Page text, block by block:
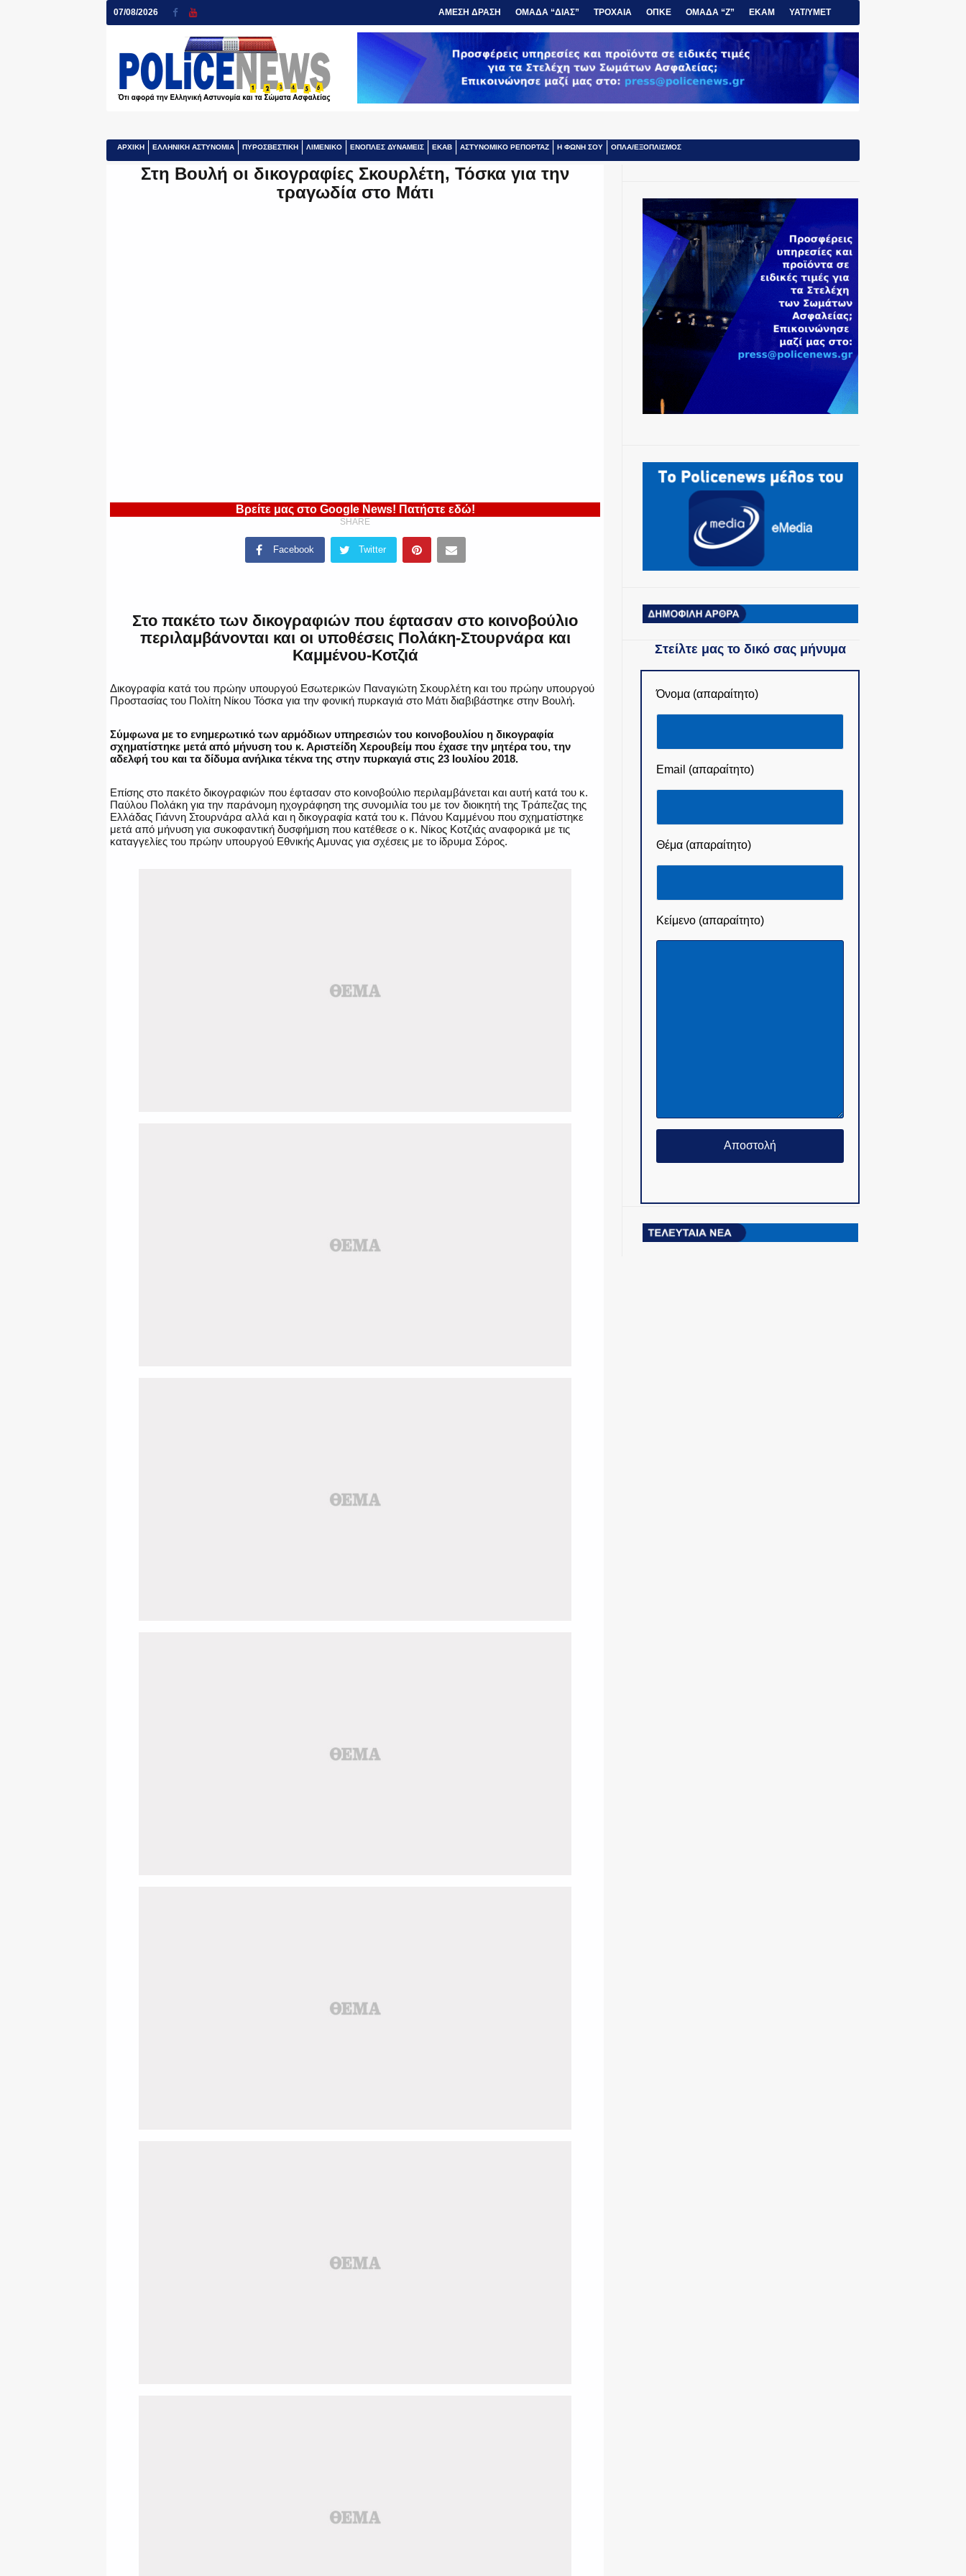
07/08/2026 ΑΜΕΣΗ ΔΡΑΣΗ ΟΜΑΔΑ “ΔΙΑΣ” ΤΡΟΧΑΙΑ ΟΠΚΕ ΟΜΑΔΑ “Ζ” ΕΚΑΜ ΥΑΤ/ΥΜΕΤ
ΑΡΧΙΚΗ ΕΛΛΗΝΙΚΗ ΑΣΤΥΝΟΜΙΑ ΠΥΡΟΣΒΕΣΤΙΚΗ ΛΙΜΕΝΙΚΟ ΕΝΟΠΛΕΣ ΔΥΝΑΜΕΙΣ ΕΚΑΒ ΑΣΤΥΝΟΜΙΚΟ ΡΕΠΟΡΤΑΖ Η ΦΩΝΗ ΣΟΥ ΟΠΛΑ/ΕΞΟΠΛΙΣΜΟΣ
Στη Βουλή οι δικογραφίες Σκουρλέτη, Τόσκα για την
τραγωδία στο Μάτι
Βρείτε μας στο Google News! Πατήστε εδώ!
SHARE
Facebook Twitter
Στο πακέτο των δικογραφιών που έφτασαν στο κοινοβούλιο
περιλαμβάνονται και οι υποθέσεις Πολάκη-Στουρνάρα και
Καμμένου-Κοτζιά
Δικογραφία κατά του πρώην υπουργού Εσωτερικών Παναγιώτη Σκουρλέτη και του πρώην υπουργού
Προστασίας του Πολίτη Νίκου Τόσκα για την φονική πυρκαγιά στο Μάτι διαβιβάστηκε στην Βουλή.
Σύμφωνα με το ενημερωτικό των αρμόδιων υπηρεσιών του κοινοβουλίου η δικογραφία
σχηματίστηκε μετά από μήνυση του κ. Αριστείδη Χερουβείμ που έχασε την μητέρα του, την
αδελφή του και τα δίδυμα ανήλικα τέκνα της στην πυρκαγιά στις 23 Ιουλίου 2018.
Επίσης στο πακέτο δικογραφιών που έφτασαν στο κοινοβούλιο περιλαμβάνεται και αυτή κατά του κ.
Παύλου Πολάκη για την παράνομη ηχογράφηση της συνομιλία του με τον διοικητή της Τράπεζας της
Ελλάδας Γιάννη Στουρνάρα αλλά και η δικογραφία κατά του κ. Πάνου Καμμένου που σχηματίστηκε
μετά από μήνυση για συκοφαντική δυσφήμιση που κατέθεσε ο κ. Νίκος Κοτζιάς αναφορικά με τις
καταγγελίες του πρώην υπουργού Εθνικής Αμυνας για σχέσεις με το ίδρυμα Σόρος.
Στείλτε μας το δικό σας μήνυμα
Όνομα (απαραίτητο)
Email (απαραίτητο)
Θέμα (απαραίτητο)
Κείμενο (απαραίτητο)